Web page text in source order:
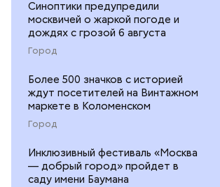
Синоптики предупредили
москвичей о жаркой погоде и
дождях с грозой 6 августа
Город
Более 500 значков с историей
ждут посетителей на Винтажном
маркете в Коломенском
Город
Инклюзивный фестиваль «Москва
— добрый город» пройдет в
саду имени Баумана